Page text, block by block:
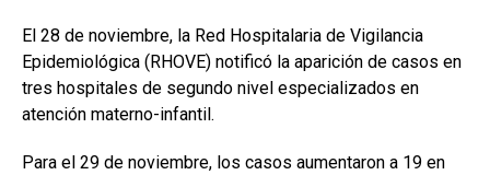
El 28 de noviembre, la Red Hospitalaria de Vigilancia
Epidemiológica (RHOVE) notificó la aparición de casos en
tres hospitales de segundo nivel especializados en
atención materno-infantil.
Para el 29 de noviembre, los casos aumentaron a 19 en